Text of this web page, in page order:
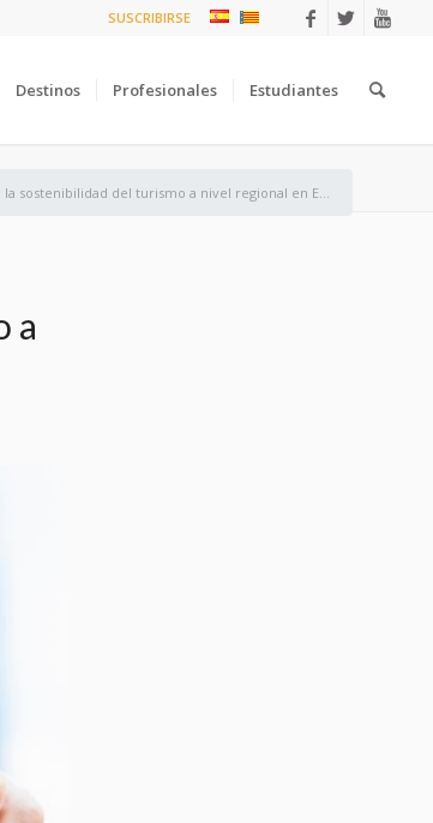
SUSCRIBIRSE
Destinos Profesionales Estudiantes
la sostenibilidad del turismo a nivel regional en E...
a